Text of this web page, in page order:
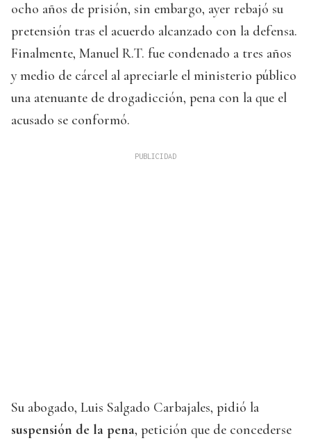
ocho años de prisión, sin embargo, ayer rebajó su
pretensión tras el acuerdo alcanzado con la defensa.
Finalmente, Manuel R.T. fue condenado a tres años
y medio de cárcel al apreciarle el ministerio público
una atenuante de drogadicción, pena con la que el
acusado se conformó.
Su abogado, Luis Salgado Carbajales, pidió la
suspensión de la pena, petición que de concederse